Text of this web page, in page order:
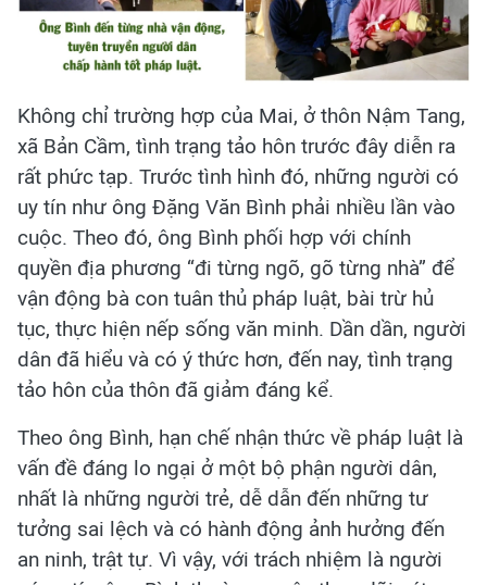
Không chỉ trường hợp của Mai, ở thôn Nậm Tang,
xã Bản Cầm, tình trạng tảo hôn trước đây diễn ra
rất phức tạp. Trước tình hình đó, những người có
uy tín như ông Đặng Văn Bình phải nhiều lần vào
cuộc. Theo đó, ông Bình phối hợp với chính
quyền địa phương “đi từng ngõ, gõ từng nhà” để
vận động bà con tuân thủ pháp luật, bài trừ hủ
tục, thực hiện nếp sống văn minh. Dần dần, người
dân đã hiểu và có ý thức hơn, đến nay, tình trạng
tảo hôn của thôn đã giảm đáng kể.
Theo ông Bình, hạn chế nhận thức về pháp luật là
vấn đề đáng lo ngại ở một bộ phận người dân,
nhất là những người trẻ, dễ dẫn đến những tư
tưởng sai lệch và có hành động ảnh hưởng đến
an ninh, trật tự. Vì vậy, với trách nhiệm là người